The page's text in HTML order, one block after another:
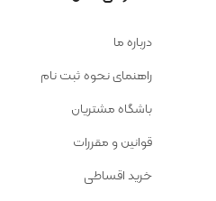
درباره ما
راهنمای نحوه ثبت نام
باشگاه مشتریان
قوانین و مقررات
خرید اقساطی